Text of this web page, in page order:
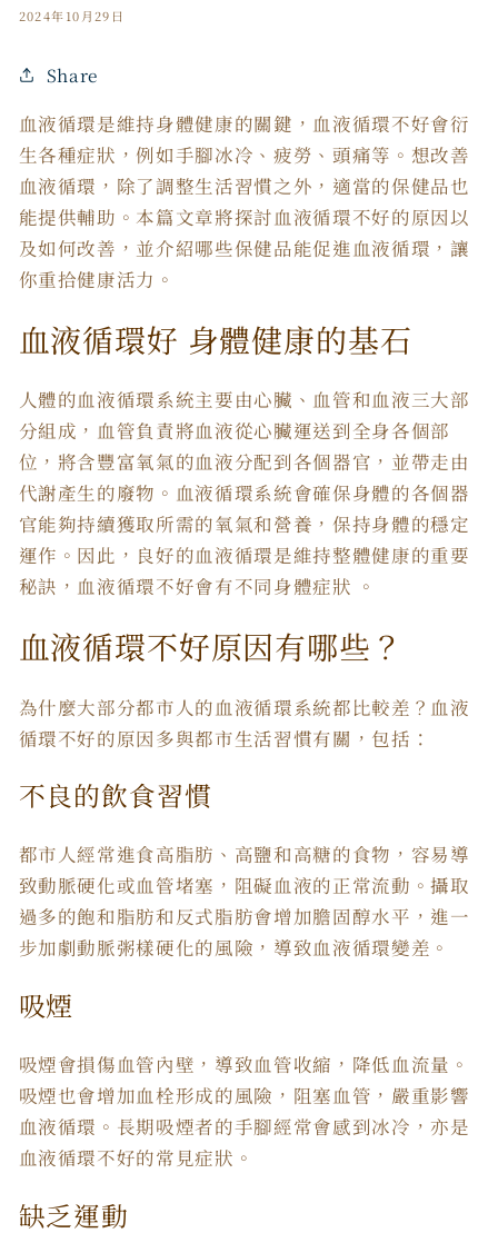
2024年10月29日
Share
血液循環是維持身體健康的關鍵，血液循環不好會衍
生各種症狀，例如手腳冰冷、疲勞、頭痛等。想改善
血液循環，除了調整生活習慣之外，適當的保健品也
能提供輔助。本篇文章將探討血液循環不好的原因以
及如何改善，並介紹哪些保健品能促進血液循環，讓
你重拾健康活力。
血液循環好 身體健康的基石
人體的血液循環系統主要由心臟、血管和血液三大部
分組成，血管負責將血液從心臟運送到全身各個部
位，將含豐富氧氣的血液分配到各個器官，並帶走由
代謝產生的廢物。血液循環系統會確保身體的各個器
官能夠持續獲取所需的氧氣和營養，保持身體的穩定
運作。因此，良好的血液循環是維持整體健康的重要
秘訣，血液循環不好會有不同身體症狀 。
血液循環不好原因有哪些？
為什麼大部分都市人的血液循環系統都比較差？血液
循環不好的原因多與都市生活習慣有關，包括：
不良的飲食習慣
都市人經常進食高脂肪、高鹽和高糖的食物，容易導
致動脈硬化或血管堵塞，阻礙血液的正常流動。攝取
過多的飽和脂肪和反式脂肪會增加膽固醇水平，進一
步加劇動脈粥樣硬化的風險，導致血液循環變差。
吸煙
吸煙會損傷血管內壁，導致血管收縮，降低血流量。
吸煙也會增加血栓形成的風險，阻塞血管，嚴重影響
血液循環。長期吸煙者的手腳經常會感到冰冷，亦是
血液循環不好的常見症狀。
缺乏運動